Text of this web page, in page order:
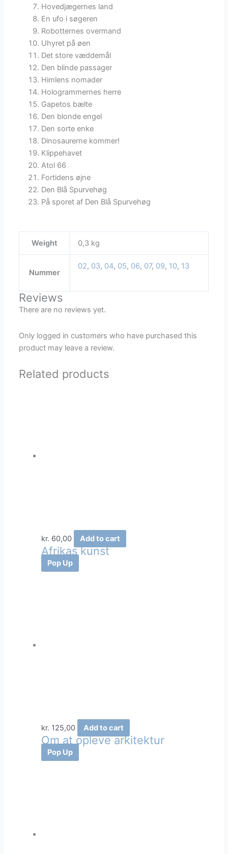
Hovedjægernes land
En ufo i søgeren
Robotternes overmand
Uhyret på øen
Det store væddemål
Den blinde passager
Himlens nomader
Hologrammernes herre
Gapetos bælte
Den blonde engel
Den sorte enke
Dinosaurerne kommer!
Klippehavet
Atol 66
Fortidens øjne
Den Blå Spurvehøg
På sporet af Den Blå Spurvehøg
Weight 0,3 kg
Nummer
02, 03, 04, 05, 06, 07, 09, 10, 13
Reviews
There are no reviews yet.
Only logged in customers who have purchased this
product may leave a review.
Related products
kr. 60,00 Add to cart
Afrikas kunst
Pop Up
kr. 125,00 Add to cart
Om at opleve arkitektur
Pop Up